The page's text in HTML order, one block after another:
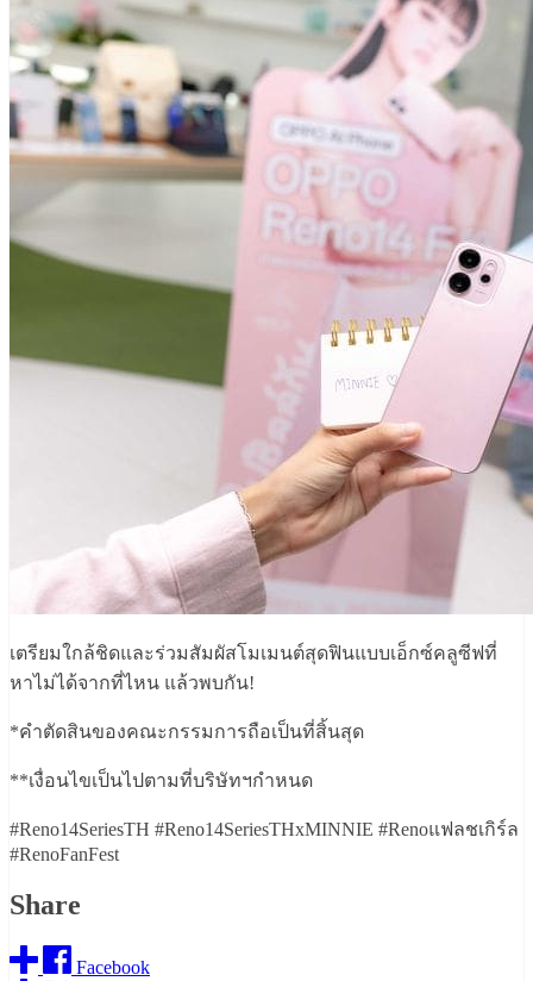
เตรียมใกล้ชิดและร่วมสัมผัสโมเมนต์สุดฟินแบบเอ็กซ์คลูซีฟที่
หาไม่ได้จากที่ไหน แล้วพบกัน!
*คำตัดสินของคณะกรรมการถือเป็นที่สิ้นสุด
**เงื่อนไขเป็นไปตามที่บริษัทฯกำหนด
#Reno14SeriesTH #Reno14SeriesTHxMINNIE #Renoแฟลชเกิร์ล
#RenoFanFest
Share
Facebook